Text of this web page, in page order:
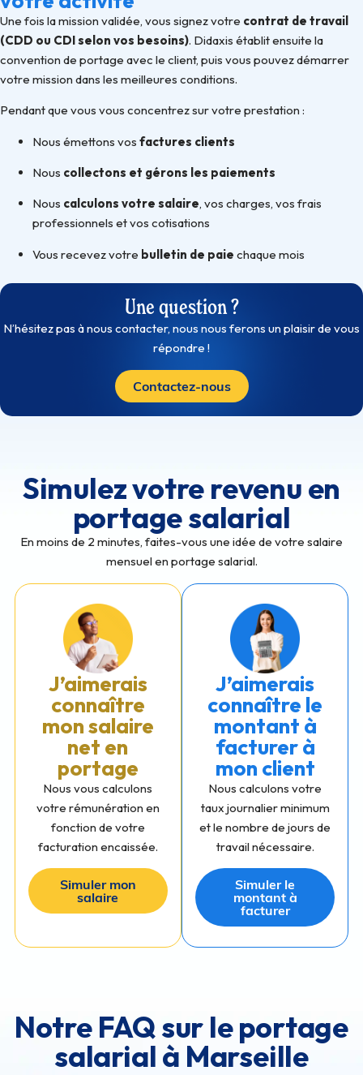
Une fois la mission validée, vous signez votre contrat de travail
(CDD ou CDI selon vos besoins). Didaxis établit ensuite la
convention de portage avec le client, puis vous pouvez démarrer
votre mission dans les meilleures conditions.
Pendant que vous vous concentrez sur votre prestation :
Nous émettons vos factures clients
Nous collectons et gérons les paiements
Nous calculons votre salaire, vos charges, vos frais
professionnels et vos cotisations
Vous recevez votre bulletin de paie chaque mois
Une question ?
N’hésitez pas à nous contacter, nous nous ferons un plaisir de vous
répondre !
Contactez-nous
Simulez votre revenu en
portage salarial
En moins de 2 minutes, faites-vous une idée de votre salaire
mensuel en portage salarial.
J’aimerais
connaître
mon salaire
net en
portage
Nous vous calculons
votre rémunération en
fonction de votre
facturation encaissée.
Simuler mon
salaire
J’aimerais
connaître le
montant à
facturer à
mon client
Nous calculons votre
taux journalier minimum
et le nombre de jours de
travail nécessaire.
Simuler le
montant à
facturer
Notre FAQ sur le portage
salarial à Marseille